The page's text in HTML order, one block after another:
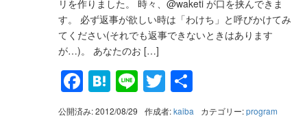
リを作りました。 時々、@waketi が口を挟んできま
す。 必ず返事が欲しい時は「わけち」と呼びかけてみ
てください(それでも返事できないときはあります
が…)。 あなたのお […]
Facebook
Hatena
LineTwitter
有
公開済み: 2012/08/29 作成者:kaiba カテゴリー:program